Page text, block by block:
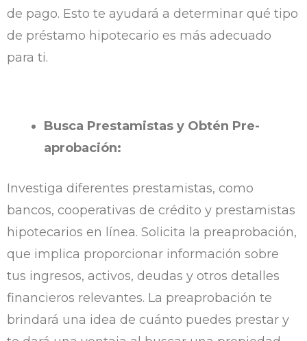
de pago. Esto te ayudará a determinar qué tipo
de préstamo hipotecario es más adecuado
para ti.
Busca Prestamistas y Obtén Pre-
aprobación:
Investiga diferentes prestamistas, como
bancos, cooperativas de crédito y prestamistas
hipotecarios en línea. Solicita la preaprobación,
que implica proporcionar información sobre
tus ingresos, activos, deudas y otros detalles
financieros relevantes. La preaprobación te
brindará una idea de cuánto puedes prestar y